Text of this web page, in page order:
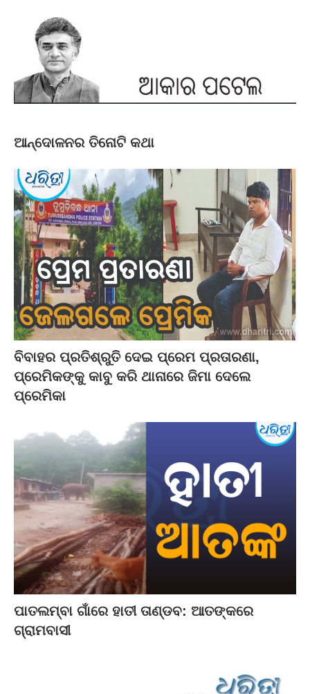
ଆନ୍ଦୋଳନର ତିନୋଟି କଥା
ବିବାହର ପ୍ରତିଶ୍ରୁତି ଦେଇ ପ୍ରେମ ପ୍ରତାରଣା,
ପ୍ରେମିକଙ୍କୁ କାବୁ କରି ଥାନାରେ ଜିମା ଦେଲେ
ପ୍ରେମିକା
ପାତଲମ୍ବା ଗାଁରେ ହାତୀ ତାଣ୍ଡବ: ଆତଙ୍କରେ
ଗ୍ରାମବାସୀ